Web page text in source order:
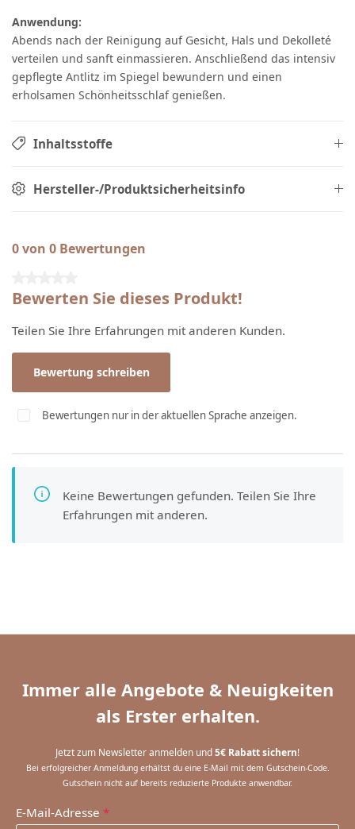
Anwendung:
Abends nach der Reinigung auf Gesicht, Hals und Dekolleté
verteilen und sanft einmassieren. Anschließend das intensiv
gepflegte Antlitz im Spiegel bewundern und einen
erholsamen Schönheitsschlaf genießen.
Inhaltsstoffe
Hersteller-/Produktsicherheitsinfo
0 von 0 Bewertungen
Bewerten Sie dieses Produkt!
Teilen Sie Ihre Erfahrungen mit anderen Kunden.
Bewertung schreiben
Bewertungen nur in der aktuellen Sprache anzeigen.
Keine Bewertungen gefunden. Teilen Sie Ihre
Erfahrungen mit anderen.
Immer alle Angebote & Neuigkeiten
als Erster erhalten.
Jetzt zum Newsletter anmelden und5€ Rabatt sichern!
Bei erfolgreicher Anmeldung erhältst du eine E-Mail mit dem Gutschein-Code.
Gutschein nicht auf bereits reduzierte Produkte anwendbar.
E-Mail-Adresse *